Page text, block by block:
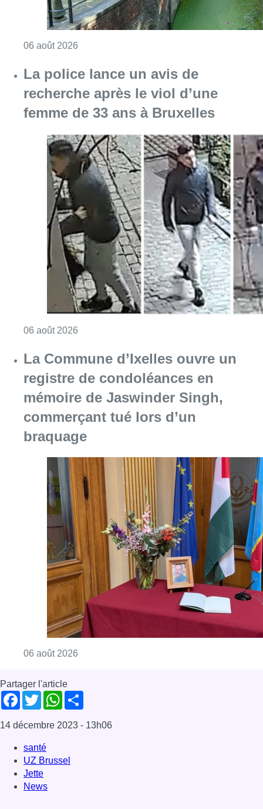
06 août 2026
La police lance un avis de
recherche après le viol d’une
femme de 33 ans à Bruxelles
06 août 2026
La Commune d’Ixelles ouvre un
registre de condoléances en
mémoire de Jaswinder Singh,
commerçant tué lors d’un
braquage
06 août 2026
Partager l'article
Facebook
TwitterWhatsApp
14 décembre 2023 - 13h06
santé
UZ Brussel
Jette
News